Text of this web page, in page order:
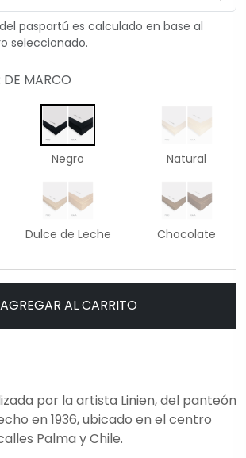
paspartú es calculado en base al
seleccionado.
DE MARCO
Negro Natural
Dulce de Leche Chocolate
AGREGAR AL CARRITO
por la artista Linien, del panteón
en 1936, ubicado en el centro
Palma y Chile.